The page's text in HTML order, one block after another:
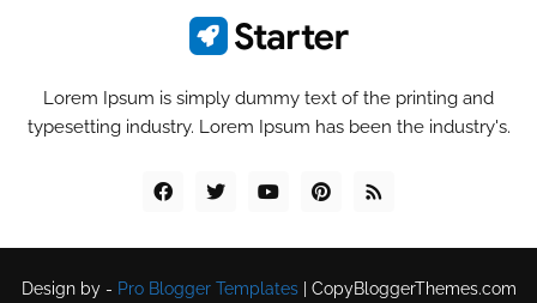
Lorem Ipsum is simply dummy text of the printing and
typesetting industry. Lorem Ipsum has been the industry's.
Design by - Pro Blogger Templates| CopyBloggerThemes.com